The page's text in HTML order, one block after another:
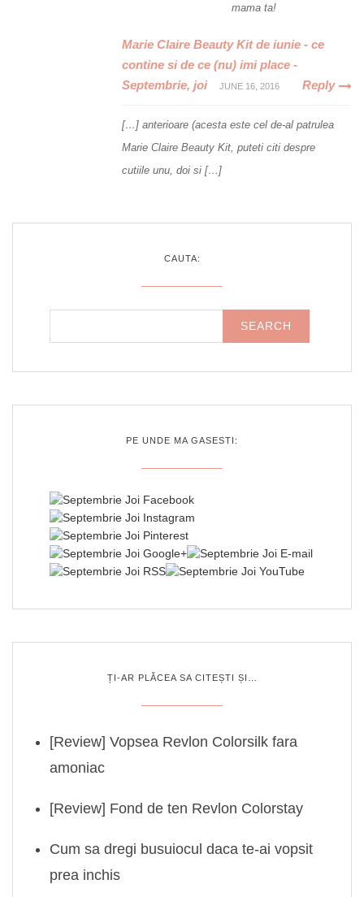
mama ta!
Marie Claire Beauty Kit de iunie - ce
contine si de ce (nu) imi place -
Septembrie, joi
JUNE 16, 2016 Reply
[…] anterioare (acesta este cel de-al patrulea
Marie Claire Beauty Kit, puteti citi despre
cutiile unu, doi si […]
CAUTA:
PE UNDE MA GASESTI:
ȚI-AR PLĂCEA SA CITEȘTI ȘI…
[Review] Vopsea Revlon Colorsilk fara
amoniac
[Review] Fond de ten Revlon Colorstay
Cum sa dregi busuiocul daca te-ai vopsit
prea inchis